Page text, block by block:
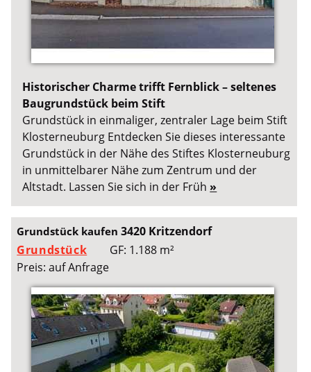
Historischer Charme trifft Fernblick – seltenes
Baugrundstück beim Stift
Grundstück in einmaliger, zentraler Lage beim Stift
Klosterneuburg Entdecken Sie dieses interessante
Grundstück in der Nähe des Stiftes Klosterneuburg
in unmittelbarer Nähe zum Zentrum und der
Altstadt. Lassen Sie sich in der Früh »
Grundstück kaufen3420 Kritzendorf
Grundstück
GF: 1.188 m²
Preis: auf Anfrage